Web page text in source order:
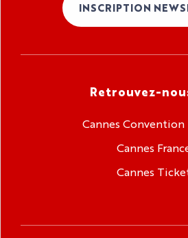
INSCRIPTION
Retrouvez-
Cannes Convention
Cannes
Cannes